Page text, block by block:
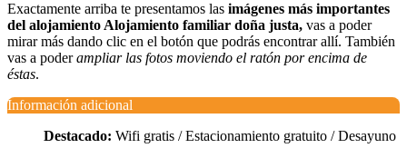
Exactamente arriba te presentamos las imágenes más importantes
del alojamiento Alojamiento familiar doña justa, vas a poder
mirar más dando clic en el botón que podrás encontrar allí. También
vas a poderampliar las fotos moviendo el ratón por encima de
éstas.
Información adicional
Destacado: Wifi gratis / Estacionamiento gratuito / Desayuno